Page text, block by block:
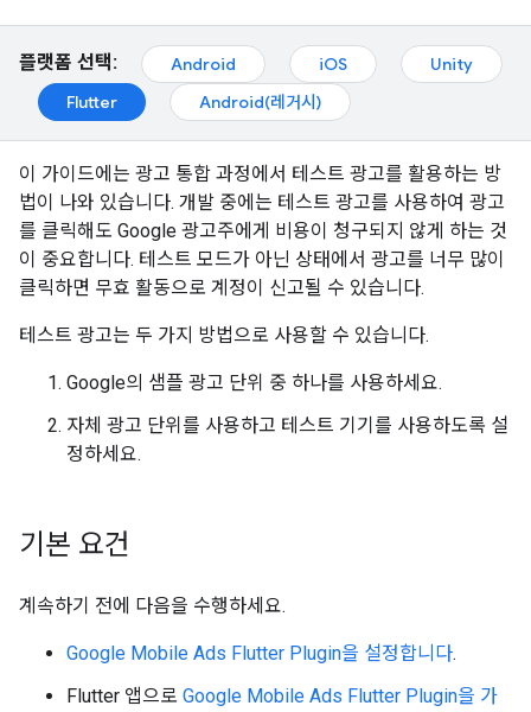
플랫폼 선택: Android iOS
Unity
Flutter
Android(레거시)
이 가이드에는 광고 통합 과정에서 테스트 광고를 활용하는 방
법이 나와 있습니다. 개발 중에는 테스트 광고를 사용하여 광고
를 클릭해도 Google 광고주에게 비용이 청구되지 않게 하는 것
이 중요합니다. 테스트 모드가 아닌 상태에서 광고를 너무 많이
클릭하면 무효 활동으로 계정이 신고될 수 있습니다.
테스트 광고는 두 가지 방법으로 사용할 수 있습니다.
Google의 샘플 광고 단위 중 하나를 사용하세요.
자체 광고 단위를 사용하고 테스트 기기를 사용하도록 설
정하세요.
기본 요건
계속하기 전에 다음을 수행하세요.
Google Mobile Ads Flutter Plugin을 설정합니다.
Flutter 앱으로 Google Mobile Ads Flutter Plugin을 가